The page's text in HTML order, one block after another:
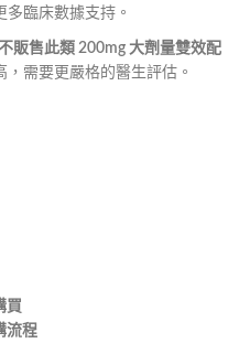
臨床數據支持。
販售此類 200mg 大劑量雙效配
，需要更嚴格的醫生評估。
買
流程